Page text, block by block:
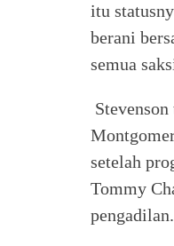
itu
berani
semua
setelah
Tommy